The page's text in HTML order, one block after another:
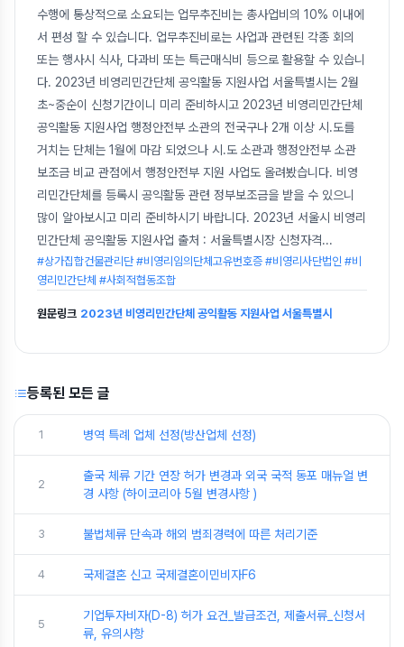
수행에 통상적으로 소요되는 업무추진비는 총사업비의 10% 이내에
서 편성 할 수 있습니다. 업무추진비로는 사업과 관련된 각종 회의
또는 행사시 식사, 다과비 또는 특근매식비 등으로 활용할 수 있습니
다. 2023년 비영리민간단체 공익활동 지원사업 서울특별시는 2월
초~중순이 신청기간이니 미리 준비하시고 2023년 비영리민간단체
공익활동 지원사업 행정안전부 소관의 전국구나 2개 이상 시.도를
거치는 단체는 1월에 마감 되었으나 시.도 소관과 행정안전부 소관
보조금 비교 관점에서 행정안전부 지원 사업도 올려봤습니다. 비영
리민간단체를 등록시 공익활동 관련 정부보조금을 받을 수 있으니
많이 알아보시고 미리 준비하시기 바랍니다. 2023년 서울시 비영리
민간단체 공익활동 지원사업 출처 : 서울특별시장 신청자격...
#상가집합건물관리단 #비영리임의단체고유번호증 #비영리사단법인 #비
영리민간단체 #사회적협동조합
원문링크 2023년 비영리민간단체 공익활동 지원사업 서울특별시
등록된 모든 글
1 병역 특례 업체 선정(방산업체 선정)
2
출국 체류 기간 연장 허가 변경과 외국 국적 동포 매뉴얼 변
경 사항 (하이코리아 5월 변경사항 )
3 불법체류 단속과 해외 범죄경력에 따른 처리기준
4 국제결혼 신고 국제결혼이민비자F6
5
기업투자비자(D-8) 허가 요건_발급조건, 제출서류_신청서
류, 유의사항